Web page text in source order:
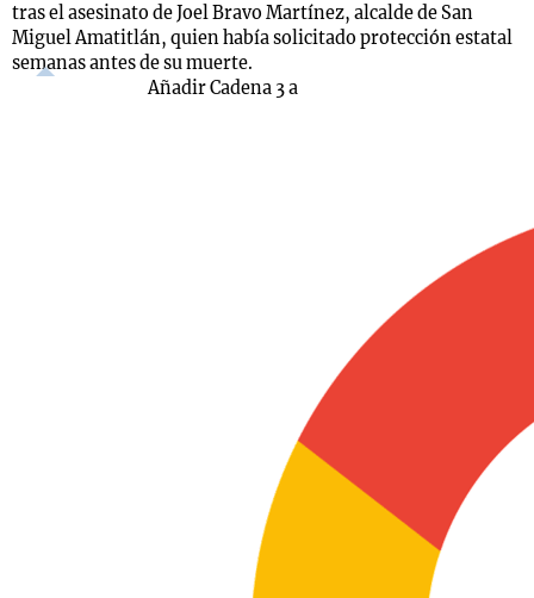
tras el asesinato de Joel Bravo Martínez, alcalde de San
Miguel Amatitlán, quien había solicitado protección estatal
semanas antes de su muerte.
Añadir Cadena 3 a